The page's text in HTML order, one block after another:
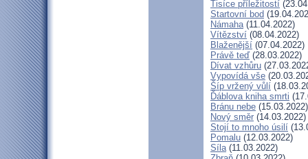
Tisíce příležitostí
Startovní bod
Námaha(11.04.2022)
Vítězství (08.04.2022)
Blaženější (07.04.2022)
Právě teď (28.03.2022)
Dívat vzhůru
Vypovídá vše
Šíp vržený vůlí
Ďáblova kniha smrti
Bránu nebe (15.03.2022)
Nový směr (14.03.2022)
Stojí to mnoho úsilí
Pomalu (12.03.2022)
Síla(11.03.2022)